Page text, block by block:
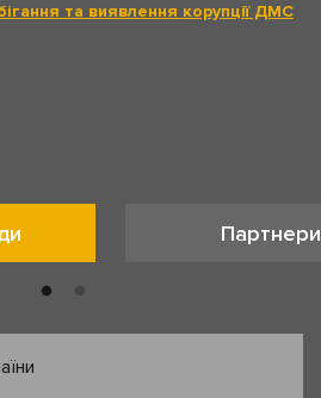
та виявлення корупції ДМС
Партнери